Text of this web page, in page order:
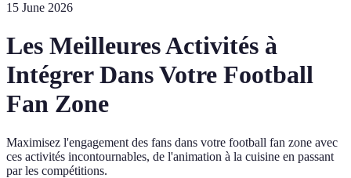
15 June 2026
Les Meilleures Activités à
Intégrer Dans Votre Football
Fan Zone
Maximisez l'engagement des fans dans votre football fan zone avec
ces activités incontournables, de l'animation à la cuisine en passant
par les compétitions.